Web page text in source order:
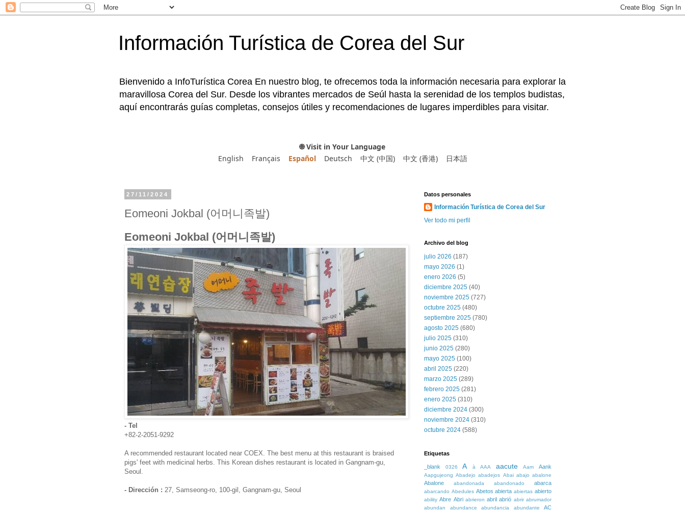
Información Turística de Corea del Sur
Bienvenido a InfoTurística Corea En nuestro blog, te ofrecemos toda la información necesaria para explorar la
maravillosa Corea del Sur. Desde los vibrantes mercados de Seúl hasta la serenidad de los templos budistas,
aquí encontrarás guías completas, consejos útiles y recomendaciones de lugares imperdibles para visitar.
🌐 Visit in Your Language
English
Français Español Deutsch 中文 (中国) 中文 (香港) 日本語
27/11/2024
Eomeoni Jokbal (어머니족발)
Eomeoni Jokbal (어머니족발)
- Tel
+82-2-2051-9292
A recommended restaurant located near COEX. The best menu at this restaurant is braised
pigs' feet with medicinal herbs. This Korean dishes restaurant is located in Gangnam-gu,
Seoul.
- Dirección : 27, Samseong-ro, 100-gil, Gangnam-gu, Seoul
Datos personales
Información Turística de Corea del Sur
Ver todo mi perfil
Archivo del blog
julio 2026 (187)
mayo 2026 (1)
enero 2026 (5)
diciembre 2025 (40)
noviembre 2025 (727)
octubre 2025 (480)
septiembre 2025 (780)
agosto 2025 (680)
julio 2025 (310)
junio 2025 (280)
mayo 2025 (100)
abril 2025 (220)
marzo 2025 (289)
febrero 2025 (281)
enero 2025 (310)
diciembre 2024 (300)
noviembre 2024 (310)
octubre 2024 (588)
Etiquetas
_blank 0326 A à AAA aacute Aam Aank
Aapgujeong Abadejo abadejos Abai abajo abalone
Abalone abandonada abandonado abarca
abarcando Abedules Abetos abierta abiertas abierto
ability Abre Abri abrieron abril abrió abrir abrumador
abundan
abundance abundancia abundante
AC